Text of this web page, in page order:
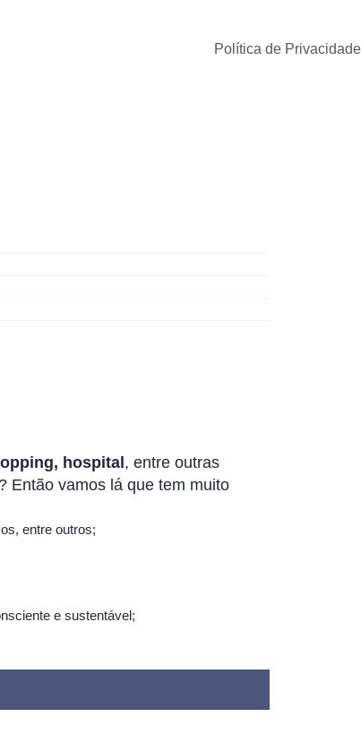
Política de Privacidade
hospital , entre outras
Então vamos lá que tem muito
entre outros;
e sustentável;